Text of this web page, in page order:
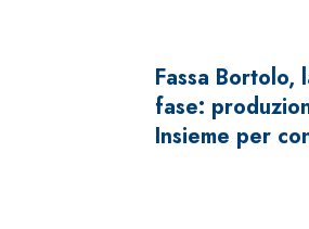
Fassa Bortolo,
fase:
Insieme per